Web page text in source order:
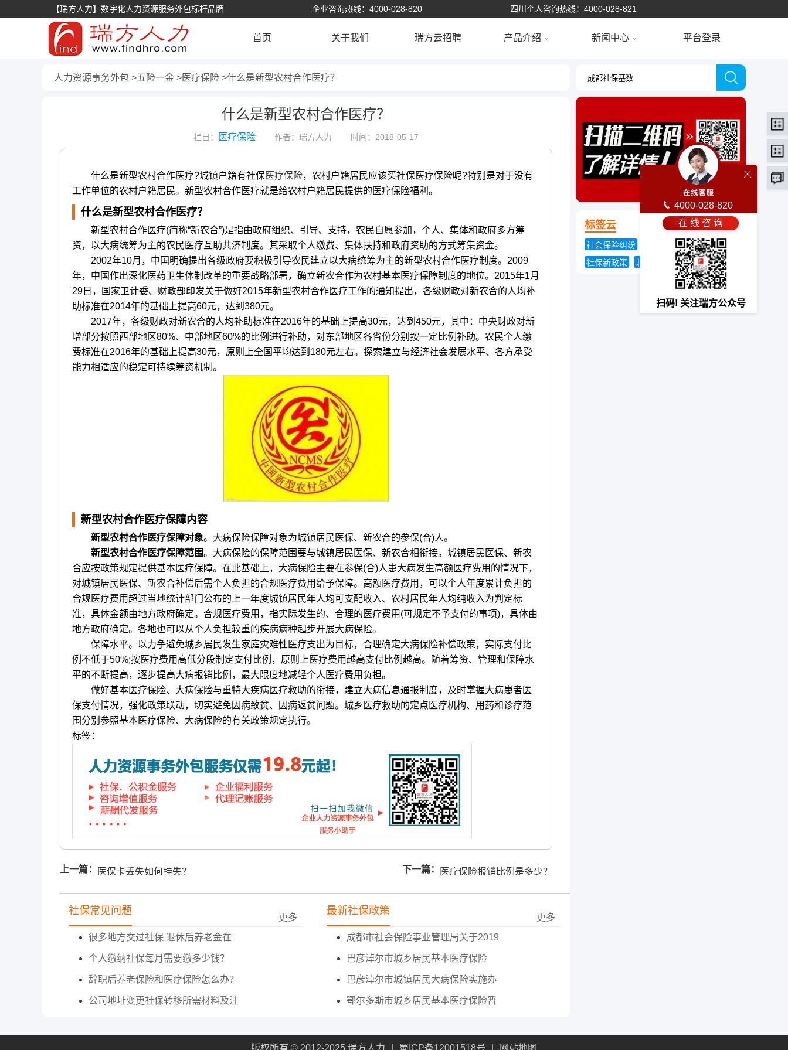
【瑞方人力】数字化人力资源服务外包标杆品牌 企业咨询热线：4000-028-820 四川个人咨询热线：4000-028-821
首页 关于我们 瑞方云招聘 产品介绍 新闻中心 平台登录
人力资源事务外包 五险一金 医疗保险 什么是新型农村合作医疗？
什么是新型农村合作医疗？
栏目： 医疗保险 作者：瑞方人力 时间：2018-05-17
什么是新型农村合作医疗?城镇户籍有社保医疗保险，农村户籍居民应该买社保医疗保险呢?特别是对于没有
工作单位的农村户籍居民。新型农村合作医疗就是给农村户籍居民提供的医疗保险福利。
什么是新型农村合作医疗？
新型农村合作医疗(简称“新农合”)是指由政府组织、引导、支持，农民自愿参加，个人、集体和政府多方筹
资，以大病统筹为主的农民医疗互助共济制度。其采取个人缴费、集体扶持和政府资助的方式筹集资金。
2002年10月，中国明确提出各级政府要积极引导农民建立以大病统筹为主的新型农村合作医疗制度。2009
年，中国作出深化医药卫生体制改革的重要战略部署，确立新农合作为农村基本医疗保障制度的地位。2015年1月
29日，国家卫计委、财政部印发关于做好2015年新型农村合作医疗工作的通知提出，各级财政对新农合的人均补
助标准在2014年的基础上提高60元，达到380元。
2017年，各级财政对新农合的人均补助标准在2016年的基础上提高30元，达到450元，其中：中央财政对新
增部分按照西部地区80%、中部地区60%的比例进行补助，对东部地区各省份分别按一定比例补助。农民个人缴
费标准在2016年的基础上提高30元，原则上全国平均达到180元左右。探索建立与经济社会发展水平、各方承受
能力相适应的稳定可持续筹资机制。
新型农村合作医疗保障内容
新型农村合作医疗保障对象。大病保险保障对象为城镇居民医保、新农合的参保(合)人。
新型农村合作医疗保障范围。大病保险的保障范围要与城镇居民医保、新农合相衔接。城镇居民医保、新农
合应按政策规定提供基本医疗保障。在此基础上，大病保险主要在参保(合)人患大病发生高额医疗费用的情况下，
对城镇居民医保、新农合补偿后需个人负担的合规医疗费用给予保障。高额医疗费用，可以个人年度累计负担的
合规医疗费用超过当地统计部门公布的上一年度城镇居民年人均可支配收入、农村居民年人均纯收入为判定标
准，具体金额由地方政府确定。合规医疗费用，指实际发生的、合理的医疗费用(可规定不予支付的事项)，具体由
地方政府确定。各地也可以从个人负担较重的疾病病种起步开展大病保险。
保障水平。以力争避免城乡居民发生家庭灾难性医疗支出为目标，合理确定大病保险补偿政策，实际支付比
例不低于50%;按医疗费用高低分段制定支付比例，原则上医疗费用越高支付比例越高。随着筹资、管理和保障水
平的不断提高，逐步提高大病报销比例，最大限度地减轻个人医疗费用负担。
做好基本医疗保险、大病保险与重特大疾病医疗救助的衔接，建立大病信息通报制度，及时掌握大病患者医
保支付情况，强化政策联动，切实避免因病致贫、因病返贫问题。城乡医疗救助的定点医疗机构、用药和诊疗范
围分别参照基本医疗保险、大病保险的有关政策规定执行。
标签：
上一篇： 医保卡丢失如何挂失？ 下一篇： 医疗保险报销比例是多少？
社保常见问题
更多
很多地方交过社保 退休后养老金在
个人缴纳社保每月需要缴多少钱？
辞职后养老保险和医疗保险怎么办？
公司地址变更社保转移所需材料及注
最新社保政策
更多
成都市社会保险事业管理局关于2019
巴彦淖尔市城乡居民基本医疗保险
巴彦淖尔市城镇居民大病保险实施办
鄂尔多斯市城乡居民基本医疗保险暂
标签云
社会保险纠纷
养老金双轨制
社保新政策
北京社保查询 社保新规
版权所有 © 2012-2025 瑞方人力 蜀ICP备12001518号 网站地图
4000-028-820
在 线 咨 询
扫码! 关注瑞方公众号